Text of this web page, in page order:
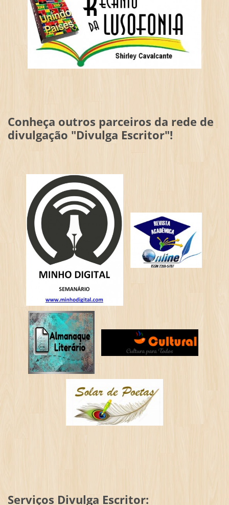
Conheça outros parceiros da rede de
divulgação "Divulga Escritor"!
Serviços Divulga Escritor: